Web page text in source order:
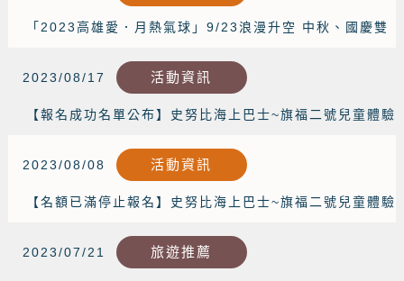
「2023高雄愛．月熱氣球」9/23浪漫升空 中秋、國慶雙
2023/08/17
活動資訊
【報名成功名單公布】史努比海上巴士~旗福二號兒童體驗
2023/08/08
活動資訊
【名額已滿停止報名】史努比海上巴士~旗福二號兒童體驗
2023/07/21
旅遊推薦